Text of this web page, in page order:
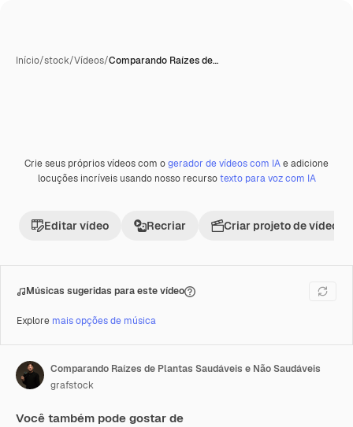
Início/stock/Vídeos/Comparando Raízes de…
Premium
Crie seus próprios vídeos com ogerador de vídeos com IAe adicione
locuções incríveis usando nosso recursotexto para voz com IA
Editar vídeo Recriar Criar projeto de vídeo
Músicas sugeridas para este vídeo
Explore mais opções de música
Comparando Raízes de Plantas Saudáveis e Não Saudáveis
grafstock
Você também pode gostar de